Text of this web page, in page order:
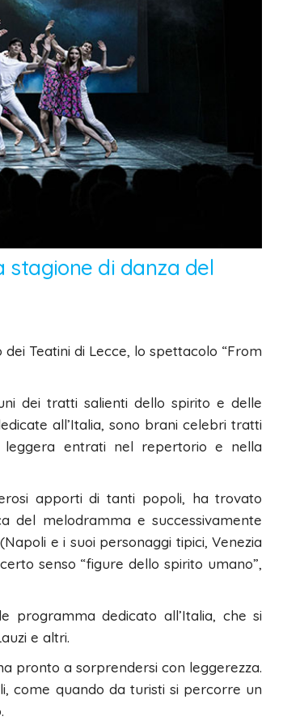
stagione di danza del
Teatini di Lecce, lo spettacolo “From
dei tratti salienti dello spirito e delle
all’Italia, sono brani celebri tratti
entrati nel repertorio e nella
apporti di tanti popoli, ha trovato
del melodramma e successivamente
e i suoi personaggi tipici, Venezia
senso “figure dello spirito umano”,
programma dedicato all’Italia, che si
e altri.
pronto a sorprendersi con leggerezza.
come quando da turisti si percorre un